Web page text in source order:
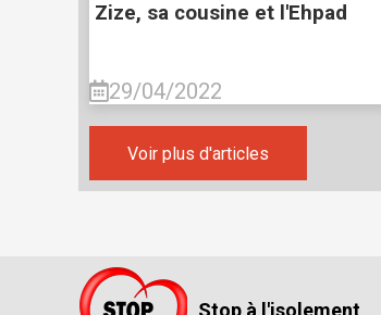
Zize, sa cousine et l'Ehpad
29/04/2022
Voir plus d'articles